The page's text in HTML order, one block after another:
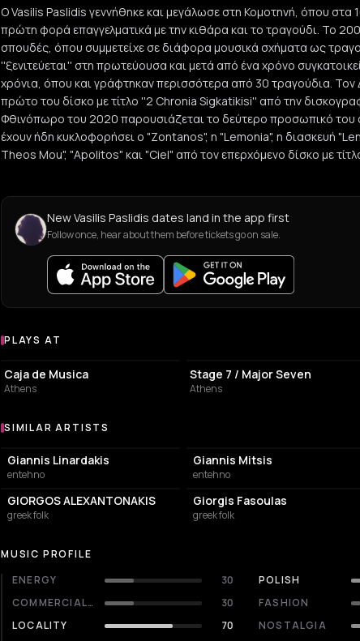
O Vasilis Paslidis γεννήθηκε και μεγάλωσε στη Κομοτηνή, όπου στα
πρώτη φορά επαγγελματικά με την κιθάρα και το τραγούδι. Το
σπουδές, όπου συμμετείχε σε διάφορα μουσικά σχήματα ως
''ξενιτεύεται'' στη πρωτεύουσα και μετά από ένα χρόνο
χρόνια, όπου και γράφτηκαν περισσότερα από 30 τραγούδια. Τον
πρώτο του δίσκο με τίτλο ''2 Chronia Sigkatikisi'' από την
Φθινόπωρο του 2020 παρουσιάζεται το δεύτερο προσωπικό του
έχουν ήδη κυκλοφορήσει ο "Zontanos", η "Lemonia", η διασκευή
Theos Mou", "Apolitos" και "Ciel" από τον επερχόμενο δίσκο με
New Vasilis Paslidis dates land in the app first
Follow once, hear about them before tickets go on sale.
Venues where Vasilis Paslidis plays
PLAYS AT
LIVE MUSIC VENUE
Caja de Musica
Athens
Stage 7 / Major Seven
Athens
Similar Artists
SIMILAR ARTISTS
Giannis Linardakis
entehno
Giannis Mitsis
entehno
GIORGOS ALEXANTONAKIS
greek folk
Giorgis Fasoulas
greek folk
MUSIC PROFILE
ENERGY
30 POLISH
COMMERCIALITY
30 FASHION
LOCALITY
70 NOSTALGIA